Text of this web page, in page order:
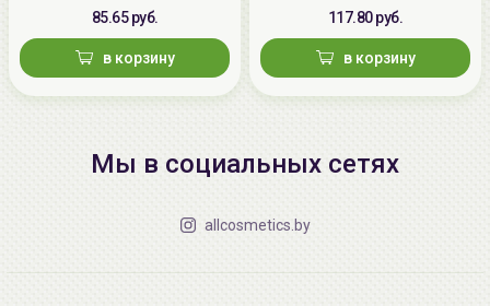
85.65 руб.
в корзину
117.80 руб.
в корзину
Мы в социальных сетях
allcosmetics.by